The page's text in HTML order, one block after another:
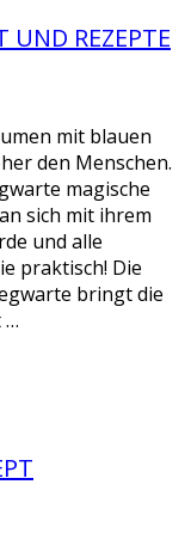
UND REZEPTE
mit blauen
den Menschen.
magische
sich mit ihrem
und alle
praktisch! Die
bringt die
…